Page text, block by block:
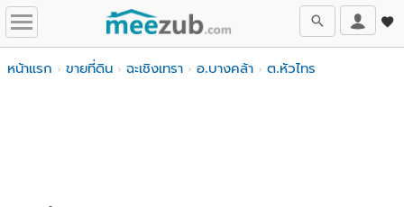
หน้าแรก ขายที่ดิน ฉะเชิงเทรา อ.บางคล้า ต.หัวไทร